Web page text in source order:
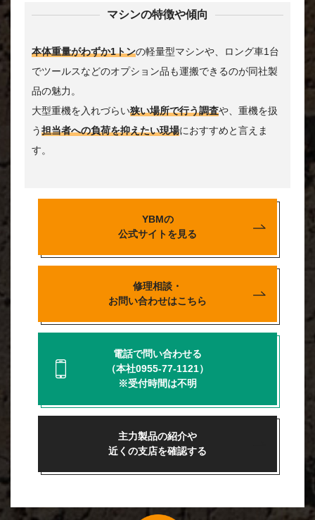
マシンの特徴や傾向
本体重量がわずか1トンの軽量型マシンや、ロング車1台
でツールスなどのオプション品も運搬できるのが同社製
品の魅力。
大型重機を入れづらい狭い場所で行う調査や、重機を扱
う担当者への負荷を抑えたい現場におすすめと言えま
す。
YBMの
公式サイトを見る
修理相談・
お問い合わせはこちら
電話で問い合わせる
（本社0955-77-1121）
※受付時間は不明
主力製品の紹介や
近くの支店を確認する